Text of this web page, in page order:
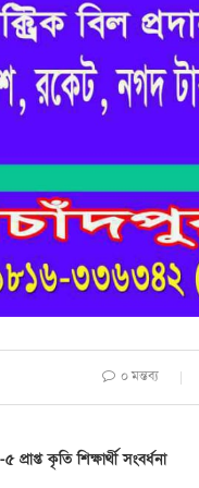
০ মন্তব্য
কৃতি শিক্ষার্থী সংবর্ধনা